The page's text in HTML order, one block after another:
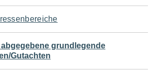
grundlegende
Gutachten